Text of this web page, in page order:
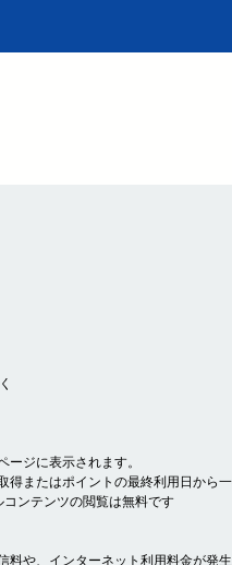
ジに表示されます。
またはポイントの最終利用日から一
ンテンツの閲覧は無料です
や、インターネット利用料金が発生